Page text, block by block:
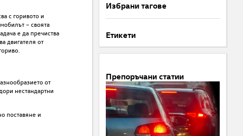
с горивото и
– своята
е да пречиства
двигателя от
от
нестандартни
поставяне и
Избрани тагове
Етикети
Препоръчани статии